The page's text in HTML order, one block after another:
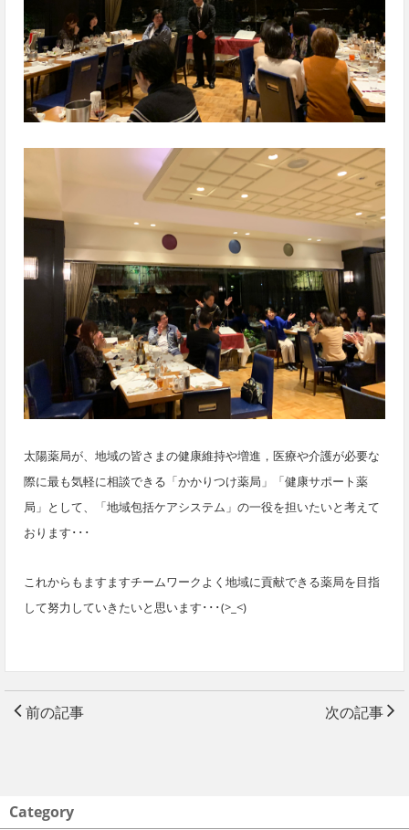
太陽薬局が、地域の皆さまの健康維持や増進，医療や介護が必要な
際に最も気軽に相談できる「かかりつけ薬局」「健康サポート薬
局」として、「地域包括ケアシステム」の一役を担いたいと考えて
おります･･･
これからもますますチームワークよく地域に貢献できる薬局を目指
して努力していきたいと思います･･･(>_<)
前の記事 次の記事
Category